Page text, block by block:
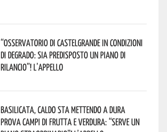
“Osservatorio di Castelgrande in condizioni
di degrado: sia predisposto un piano di
rilancio”! L’appello
Basilicata, caldo sta mettendo a dura
prova campi di frutta e verdura: “Serve un